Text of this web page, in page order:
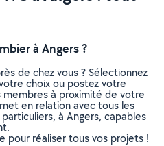
à Angers ?
de chez vous ? Sélectionnez
choix ou postez votre
à proximité de votre
en relation avec tous les
à Angers, capables
pour réaliser tous vos projets !